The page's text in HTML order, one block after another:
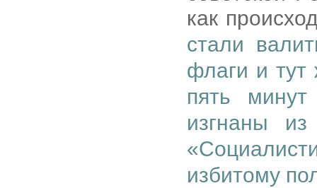
как
стали
флаги и тут
пять
изгнаны
избитому